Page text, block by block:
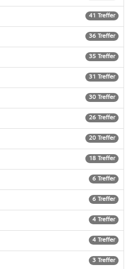
41 Treffer
36 Treffer
35 Treffer
31 Treffer
30 Treffer
26 Treffer
20 Treffer
18 Treffer
6 Treffer
6 Treffer
4 Treffer
4 Treffer
3 Treffer